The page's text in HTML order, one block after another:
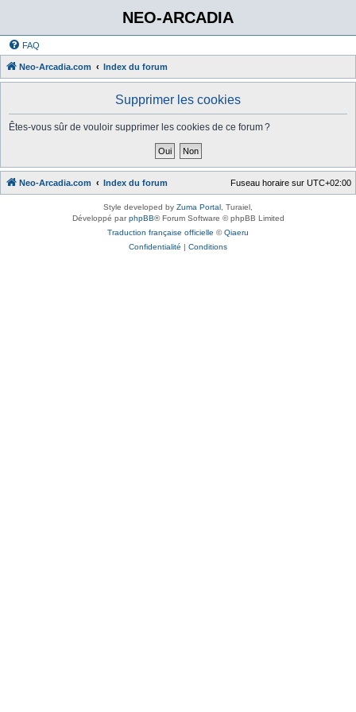
NEO-ARCADIA
FAQ
Neo-Arcadia.com Index du forum
Supprimer les cookies
Êtes-vous sûr de vouloir supprimer les cookies de ce forum ?
Neo-Arcadia.com Index du forum Fuseau horaire sur UTC+02:00
Style developed by Zuma Portal , Turaiel,
Développé parphpBB® Forum Software © phpBB Limited
Traduction française officielle ©Qiaeru
Confidentialité | Conditions